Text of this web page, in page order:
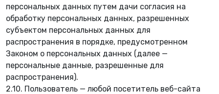
🌸
персональных данных путем дачи согласия на
обработку персональных данных, разрешенных
субъектом персональных данных для
распространения в порядке, предусмотренном
Законом о персональных данных (далее —
персональные данные, разрешенные для
распространения).
2.10. Пользователь — любой посетитель веб-сайта